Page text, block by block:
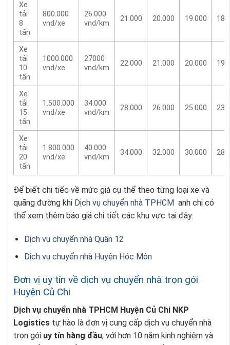
Xe
tải
8
tấn
800.000
vnd/xe
26.000
vnd/km
21.000 20.000 19.000
Xe
tải
10
tấn
1000.000
vnd/xe
27000
vnd/km
22.000 21.000 20.000
Xe
tải
15
tấn
1.500.000
vnd/xe
34.000
vnd/km
28.000 26.000 25.000
Xe
tải
20
tấn
1.800.000
vnd/xe
40.000
vnd/km
34.000 32.000 30.000
Để biết chi tiếc về mức giá cụ thể theo từng loại xe và
quãng đường khi Dịch vụ chuyển nhà TPHCM anh chị có
thể xem thêm báo giá chi tiết các khu vực tại đây:
Dịch vụ chuyển nhà Quận 12
Dịch vụ chuyển nhà Huyện Hóc Môn
Đơn vị uy tín về dịch vụ chuyển nhà trọn gói
Huyện Củ Chi
Dịch vụ chuyển nhà TPHCM Huyện Củ Chi NKP
Logistics tự hào là đơn vị cung cấp dịch vụ chuyển nhà
trọn gói uy tín hàng đầu, với hơn 10 năm kinh nghiệm và